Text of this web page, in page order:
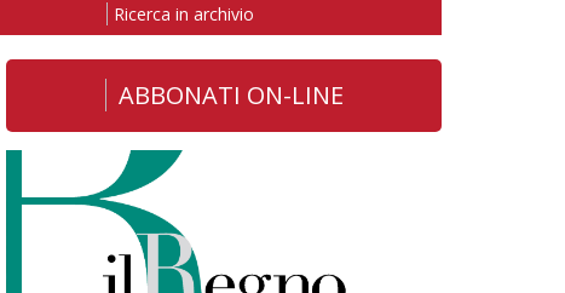
Ricerca in archivio
ABBONATI ON-LINE